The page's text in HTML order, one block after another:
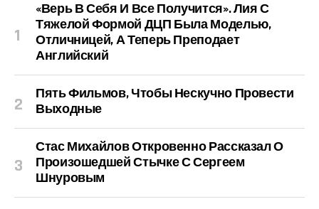
«Верь В Себя И Все Получится». Лия С
Тяжелой Формой ДЦП Была Моделью,
Отличницей, А Теперь Преподает
Английский
Пять Фильмов, Чтобы Нескучно Провести
Выходные
Стас Михайлов Откровенно Рассказал О
Произошедшей Стычке С Сергеем
Шнуровым